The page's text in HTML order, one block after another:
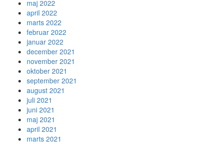
maj 2022
april 2022
marts 2022
februar 2022
januar 2022
december 2021
november 2021
oktober 2021
september 2021
august 2021
juli 2021
juni 2021
maj 2021
april 2021
marts 2021